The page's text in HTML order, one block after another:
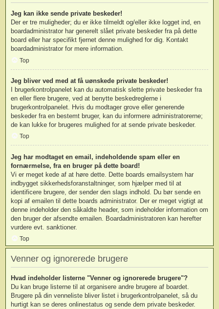
Jeg kan ikke sende private beskeder!
Der er tre muligheder; du er ikke tilmeldt og/eller ikke logget ind, en
boardadministrator har generelt slået private beskeder fra på dette
board eller har specifikt fjernet denne mulighed for dig. Kontakt
boardadministrator for mere information.
Top
Jeg bliver ved med at få uønskede private beskeder!
I brugerkontrolpanelet kan du automatisk slette private beskeder fra
en eller flere brugere, ved at benytte beskedreglerne i
brugerkontrolpanelet. Hvis du modtager grove eller generende
beskeder fra en bestemt bruger, kan du informere administratorerne;
de kan lukke for brugeres mulighed for at sende private beskeder.
Top
Jeg har modtaget en email, indeholdende spam eller en
fornærmelse, fra en bruger på dette board!
Vi er meget kede af at høre dette. Dette boards emailsystem har
indbygget sikkerhedsforanstaltninger, som hjælper med til at
identificere brugere, der sender den slags indhold. Du bør sende en
kopi af emailen til dette boards administrator. Der er meget vigtigt at
denne indeholder den såkaldte header, som indeholder information om
den bruger der afsendte emailen. Boardadministratoren kan herefter
vurdere evt. sanktioner.
Top
Venner og ignorerede brugere
Hvad indeholder listerne "Venner og ignorerede brugere"?
Du kan bruge listerne til at organisere andre brugere af boardet.
Brugere på din venneliste bliver listet i brugerkontrolpanelet, så du
hurtigt kan se deres onlinestatus og sende dem private beskeder.